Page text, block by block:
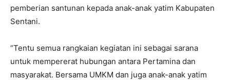
pemberian santunan kepada anak-anak yatim Kabupaten
Sentani.
“Tentu semua rangkaian kegiatan ini sebagai sarana
untuk mempererat hubungan antara Pertamina dan
masyarakat. Bersama UMKM dan juga anak-anak yatim